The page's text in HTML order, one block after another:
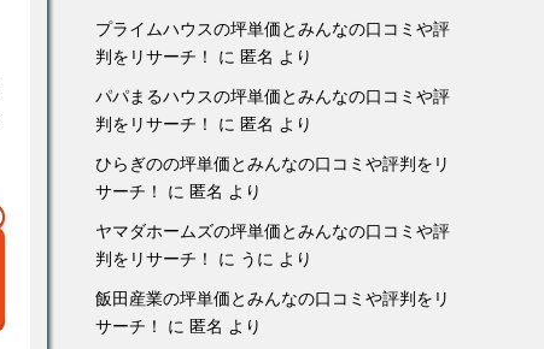
プライムハウスの坪単価とみんなの口コミや評
判をリサーチ！
に 匿名 より
パパまるハウスの坪単価とみんなの口コミや評
判をリサーチ！
に 匿名 より
ひらぎのの坪単価とみんなの口コミや評判をリ
サーチ！
に 匿名 より
ヤマダホームズの坪単価とみんなの口コミや評
判をリサーチ！
に うに より
飯田産業の坪単価とみんなの口コミや評判をリ
サーチ！
に 匿名 より